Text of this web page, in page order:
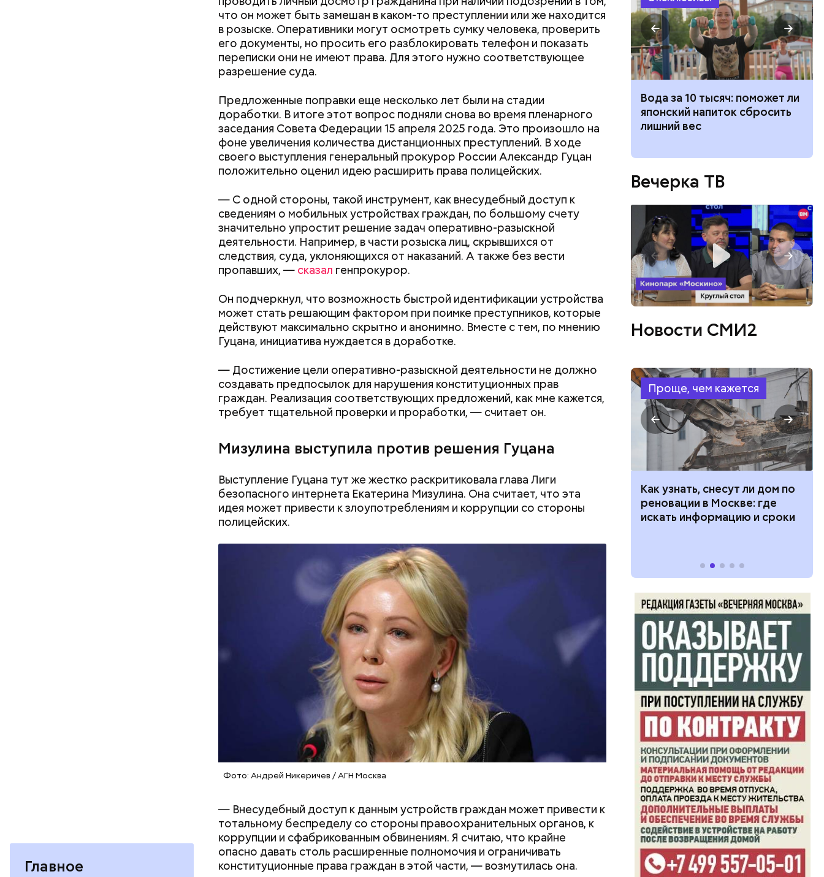
Главное
что он может быть замешан в каком-то преступлении или же находится
в розыске. Оперативники могут осмотреть сумку человека, проверить
его документы, но просить его разблокировать телефон и показать
переписки они не имеют права. Для этого нужно соответствующее
разрешение суда.
Предложенные поправки еще несколько лет были на стадии
доработки. В итоге этот вопрос подняли снова во время пленарного
заседания Совета Федерации 15 апреля 2025 года. Это произошло на
фоне увеличения количества дистанционных преступлений. В ходе
своего выступления генеральный прокурор России Александр Гуцан
положительно оценил идею расширить права полицейских.
— С одной стороны, такой инструмент, как внесудебный доступ к
сведениям о мобильных устройствах граждан, по большому счету
значительно упростит решение задач оперативно-разыскной
деятельности. Например, в части розыска лиц, скрывшихся от
следствия, суда, уклоняющихся от наказаний. А также без вести
пропавших, — сказал генпрокурор.
Он подчеркнул, что возможность быстрой идентификации устройства
может стать решающим фактором при поимке преступников, которые
действуют максимально скрытно и анонимно. Вместе с тем, по мнению
Гуцана, инициатива нуждается в доработке.
— Достижение цели оперативно-разыскной деятельности не должно
создавать предпосылок для нарушения конституционных прав
граждан. Реализация соответствующих предложений, как мне кажется,
требует тщательной проверки и проработки, — считает он.
Мизулина выступила против решения Гуцана
Выступление Гуцана тут же жестко раскритиковала глава Лиги
безопасного интернета Екатерина Мизулина. Она считает, что эта
идея может привести к злоупотреблениям и коррупции со стороны
полицейских.
Фото: Андрей Никеричев / АГН Москва
— Внесудебный доступ к данным устройств граждан может привести к
тотальному беспределу со стороны правоохранительных органов, к
коррупции и сфабрикованным обвинениям. Я считаю, что крайне
опасно давать столь расширенные полномочия и ограничивать
конституционные права граждан в этой части, — возмутилась она.
Блогеру грозило до семи лет лишения свободы.
Реакция Гасанова на расследование
«Снизить градус опасности»:
когда в Москве начнется
гроза и закончится жара
Польза от сорняка: какие
витамины содержатся в
крапиве и можно ли ее есть
Вода за 10 тысяч: поможет ли
японский напиток сбросить
лишний вес
Людей разбросало по
проезжей части: как
легковушка сбила толпу
Вечерка ТВ
Новости СМИ2
Проще, чем кажется
Как поменять батареи дома и
Как получить до 100 тысяч
рублей от государства при
трудной ситуации: кто может
документы
Как узнать, снесут ли дом по
реновации в Москве: где
искать информацию и сроки
Как предотвратить развитие
диабета